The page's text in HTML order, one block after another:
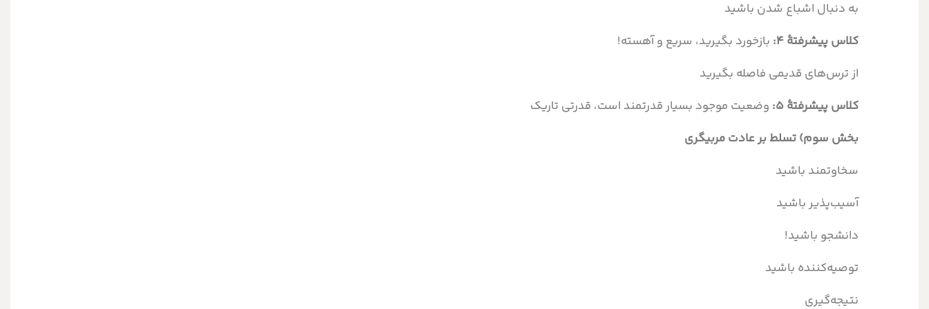
به دنبال اشباع شدن باشید
کلاس پیشرفتۀ ۴:
بازخورد بگیرید، سریع و آهسته!
از ترس‌های قدیمی فاصله بگیرید
کلاس پیشرفتۀ ۵:
وضعیت موجود بسیار قدرتمند است، قدرتی تاریک
بخش سوم) تسلط بر عادت مربیگری
سخاوتمند باشید
آسیب‌پذیر باشید
دانشجو باشید!
توصیه‌کننده باشید
نتیجه‌گیری